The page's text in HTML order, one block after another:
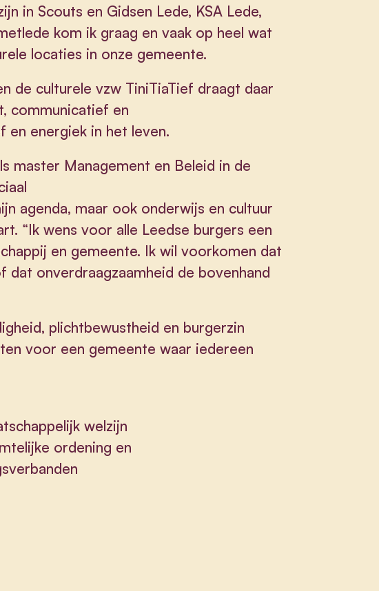
in Scouts en Gidsen Lede, KSA Lede,
kom ik graag en vaak op heel wat
locaties in onze gemeente.
de culturele vzw TiniTiaTief draagt daar
communicatief en
en energiek in het leven.
master Management en Beleid in de
agenda, maar ook onderwijs en cultuur
“Ik wens voor alle Leedse burgers een
en gemeente. Ik wil voorkomen dat
dat onverdraagzaamheid de bovenhand
plichtbewustheid en burgerzin
voor een gemeente waar iedereen
welzijn
ordening en